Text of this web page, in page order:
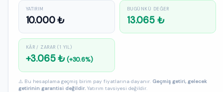
YATIRIM
10.000 ₺
BUGÜNKÜ DEĞER
13.065 ₺
KÂR / ZARAR (1 YIL)
+3.065 ₺(+30.6%)
⚠️ Bu hesaplama geçmiş birim pay fiyatlarına dayanır. Geçmiş getiri, gelecek
getirinin garantisi değildir. Yatırım tavsiyesi değildir.